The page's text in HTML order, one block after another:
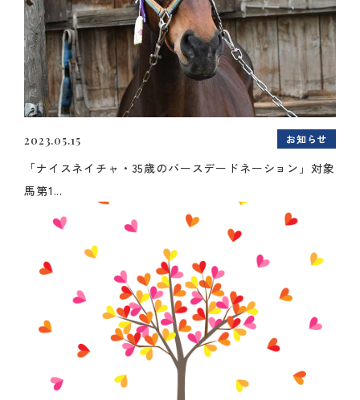
2023.05.15 お知らせ
「ナイスネイチャ・35歳のバースデードネーション」対象
馬第1...